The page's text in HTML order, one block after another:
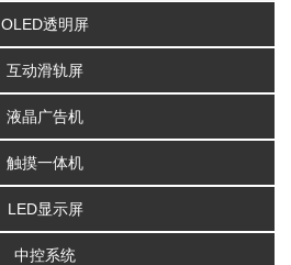
OLED透明屏
互动滑轨屏
液晶广告机
触摸一体机
LED显示屏
中控系统